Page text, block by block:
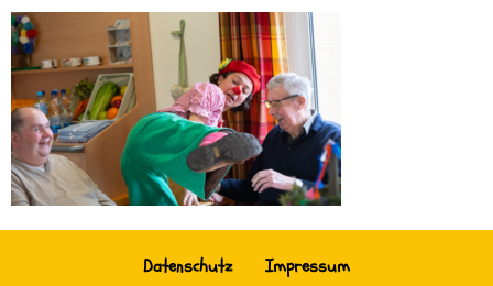
Datenschutz Impressum